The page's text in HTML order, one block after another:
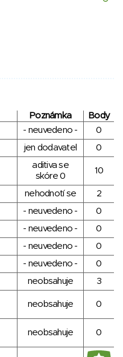
Poznámka
Body
- neuvedeno -
0
jen dodavatel 0
aditiva se
skóre 0
10
nehodnotí se
2
- neuvedeno -
0
- neuvedeno -
0
- neuvedeno -
0
- neuvedeno -
0
neobsahuje
3
neobsahuje 0
neobsahuje 0